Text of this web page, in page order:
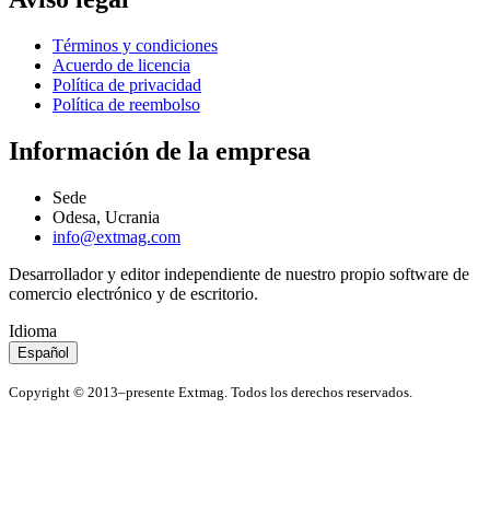
Términos y condiciones
Acuerdo de licencia
Política de privacidad
Política de reembolso
Información de la empresa
Sede
Odesa, Ucrania
info@extmag.com
Desarrollador y editor independiente de nuestro propio software de
comercio electrónico y de escritorio.
Idioma
Español
Copyright © 2013–presente Extmag. Todos los derechos reservados.